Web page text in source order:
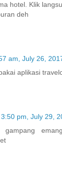
hotel. Klik
deh
am, July 26,
aplikasi
3:50 pm, July 29,
gampang